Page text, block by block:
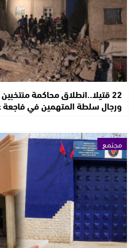
22 قتيلا..انطلاق محاكمة
ورجال سلطة المتهمين في
مجتمع